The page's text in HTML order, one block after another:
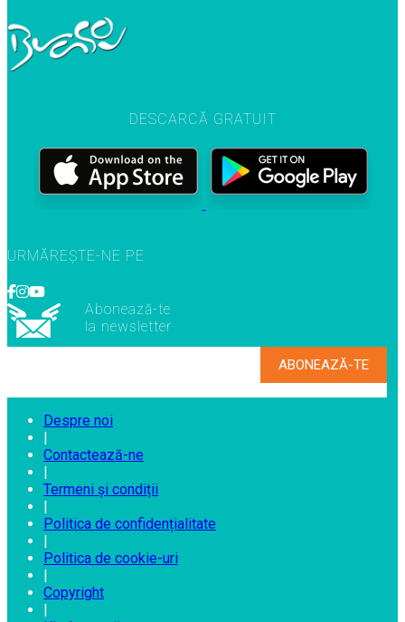
DESCARCĂ GRATUIT
URMĂREȘTE-NE PE
Abonează-te
la newsletter
Despre noi
|
Contactează-ne
|
Termeni și condiții
|
Politica de confidențialitate
|
Politica de cookie-uri
|
Copyright
|